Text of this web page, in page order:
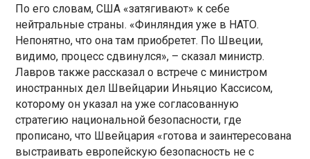
По его словам, США «затягивают» к себе
нейтральные страны. «Финляндия уже в НАТО.
Непонятно, что она там приобретет. По Швеции,
видимо, процесс сдвинулся», – сказал министр.
Лавров также рассказал о встрече с министром
иностранных дел Швейцарии Иньяцио Кассисом,
которому он указал на уже согласованную
стратегию национальной безопасности, где
прописано, что Швейцария «готова и заинтересована
выстраивать европейскую безопасность не с